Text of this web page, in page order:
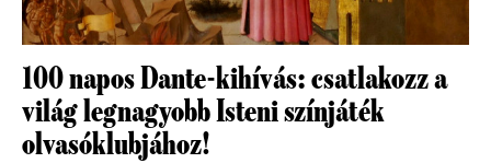
100 napos Dante-kihívás: csatlakozz a
világ legnagyobb Isteni színjáték
olvasóklubjához!